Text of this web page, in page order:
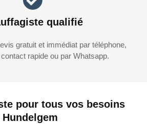
pour tous vos besoins
qualifié
gratuit et immédiat par téléphone,
rapide ou par Whatsapp.